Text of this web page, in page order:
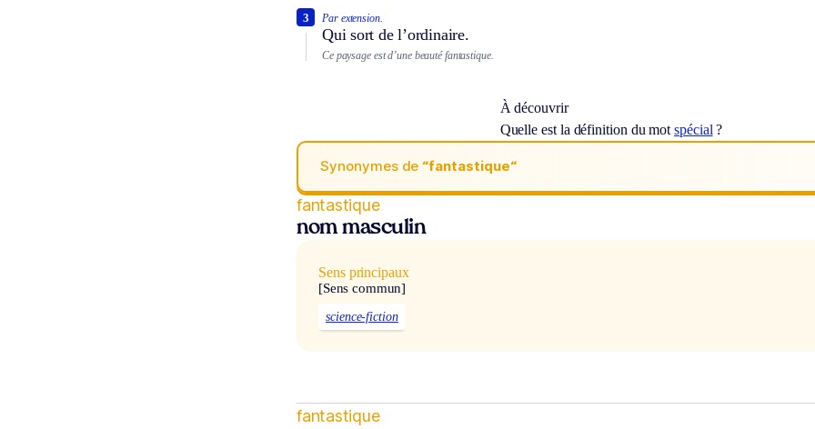
Par extension.
Qui sort de l’ordinaire.
3
Ce paysage est d’une beauté fantastique.
À découvrir
Quelle est la définition du motspécial ?
Synonymes de “fantastique“
fantastique
nom masculin
Sens principaux
[Sens commun]
science-fiction
fantastique